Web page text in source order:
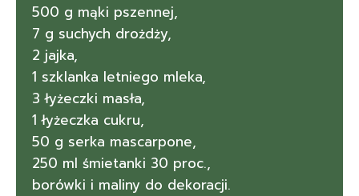
500 g mąki pszennej,
7 g suchych drożdży,
2 jajka,
1 szklanka letniego mleka,
3 łyżeczki masła,
1 łyżeczka cukru,
50 g serka mascarpone,
250 ml śmietanki 30 proc.,
borówki i maliny do dekoracji.